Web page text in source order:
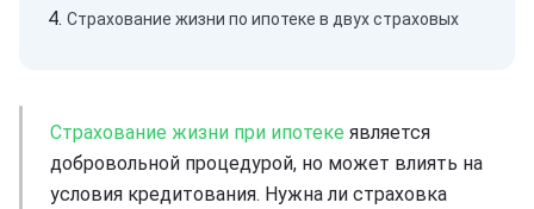
Страхование жизни по ипотеке в двух страховых
Страхование жизни при ипотеке является
добровольной процедурой, но может влиять на
условия кредитования. Нужна ли страховка